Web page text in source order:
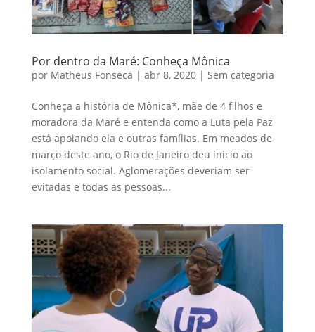
Por dentro da Maré: Conheça Mônica
por Matheus Fonseca | abr 8, 2020| Sem categoria
Conheça a história de Mônica*, mãe de 4 filhos e
moradora da Maré e entenda como a Luta pela Paz
está apoiando ela e outras famílias. Em meados de
março deste ano, o Rio de Janeiro deu início ao
isolamento social. Aglomerações deveriam ser
evitadas e todas as pessoas...